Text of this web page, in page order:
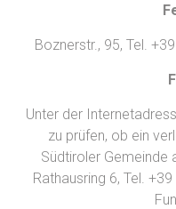
Boznerstr., 95, Tel.
Unter der
zu prüfen, ob ein
Südtiroler Gemeinde
Rathausring 6, Tel.